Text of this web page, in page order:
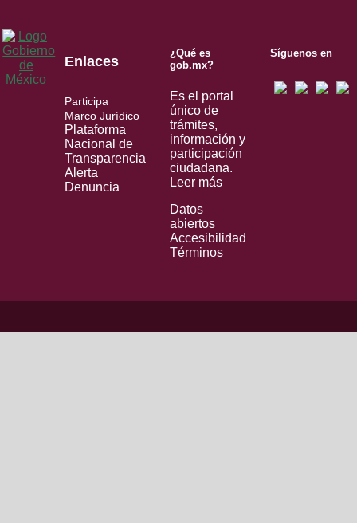
Enlaces
Participa
Marco Jurídico
Plataforma
Nacional de
Transparencia
Alerta
Denuncia
¿Qué es
gob.mx?
Es el portal
único de
trámites,
información y
participación
ciudadana.
Leer más
Datos
abiertos
Accesibilidad
Términos
Síguenos en